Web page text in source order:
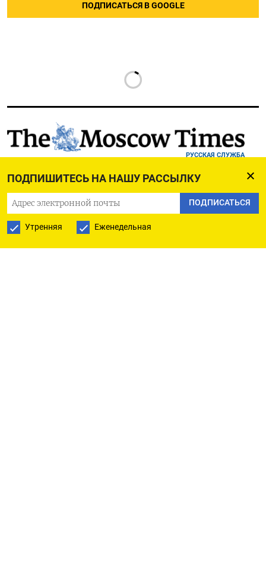
ПОДПИШИТЕСЬ НА НАШУ РАССЫЛКУ
ПОДПИСАТЬСЯ
Утренняя Еженедельная
ПОДПИСАТЬСЯ В GOOGLE
РУССКАЯ СЛУЖБА
ПОДПИШИТЕСЬ НА НАШУ РАССЫЛКУ
ПОДПИСАТЬСЯ